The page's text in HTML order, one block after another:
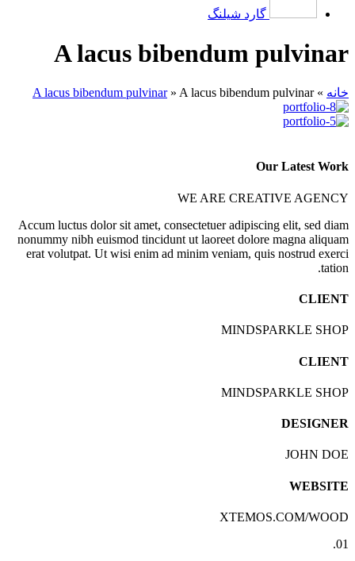
گارد شیلنگ
A lacus bibendum pulvinar
خانه »
A lacus bibendum pulvinar» A lacus bibendum pulvinar
Our Latest Work
WE ARE CREATIVE AGENCY
Accum luctus dolor sit amet, consectetuer adipiscing elit, sed diam
nonummy nibh euismod tincidunt ut laoreet dolore magna aliquam
erat volutpat. Ut wisi enim ad minim veniam, quis nostrud exerci
tation.
CLIENT
MINDSPARKLE SHOP
CLIENT
MINDSPARKLE SHOP
DESIGNER
JOHN DOE
WEBSITE
XTEMOS.COM/WOOD
01.